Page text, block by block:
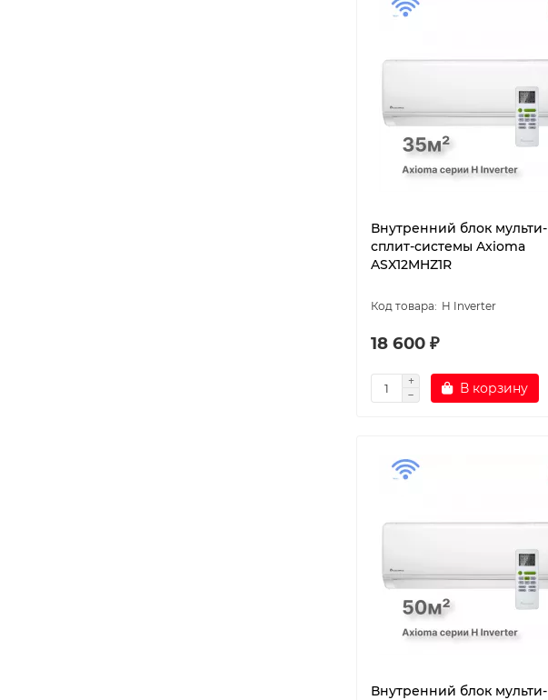
Внутренний блок мульти-
сплит-системы Axioma
ASX12MHZ1R
H Inverter
18 600 ₽
В корзину
Внутренний блок мульти-